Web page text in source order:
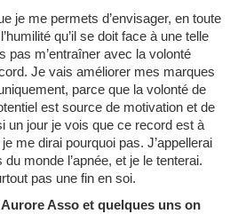
je me permets d’envisager, en toute
qu’il se doit face à une telle
pas m’entraîner avec la volonté
Je vais améliorer mes marques
parce que la volonté de
est source de motivation et de
un jour je vois que ce record est à
me dirai pourquoi pas. J’appellerai
monde l’apnée, et je le tenterai.
pas une fin en soi.
Asso et quelques uns on